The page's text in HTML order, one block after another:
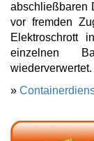
abschließbaren
vor fremden
Elektroschrott
einzelnen
wiederverwertet.
»